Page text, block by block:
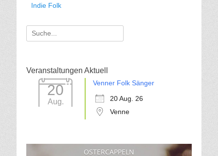
Beitrag:
Indie Folk
Suche
für:
Veranstaltungen Aktuell
20
Aug.
Venner Folk Sänger
20 Aug. 26
Venne
OSTERCAPPELN